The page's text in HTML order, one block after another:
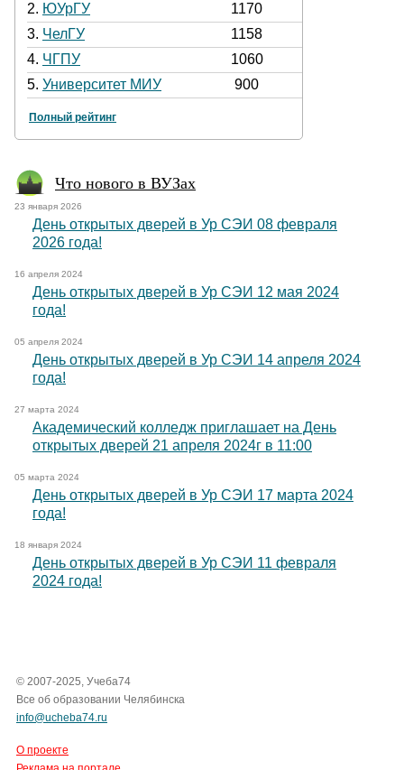
2. ЮУрГУ
1170
3. ЧелГУ
1158
4. ЧГПУ
1060
5. Университет МИУ 900
Полный рейтинг
Что нового в ВУЗах
23 января 2026
День открытых дверей в Ур СЭИ 08 февраля
2026 года!
16 апреля 2024
День открытых дверей в Ур СЭИ 12 мая 2024
года!
05 апреля 2024
День открытых дверей в Ур СЭИ 14 апреля 2024
года!
27 марта 2024
Академический колледж приглашает на День
открытых дверей 21 апреля 2024г в 11:00
05 марта 2024
День открытых дверей в Ур СЭИ 17 марта 2024
года!
18 января 2024
День открытых дверей в Ур СЭИ 11 февраля
2024 года!
© 2007-2025, Учеба74
Все об образовании Челябинска
info@ucheba74.ru
О проекте